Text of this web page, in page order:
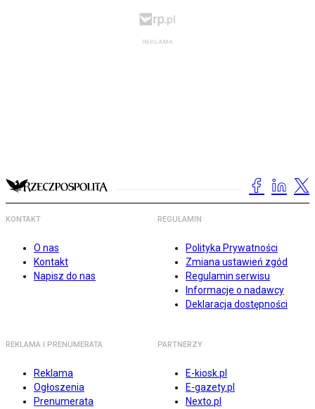
KONTAKT
O nas
Kontakt
Napisz do nas
REGULAMIN
Polityka Prywatności
Zmiana ustawień zgód
Regulamin serwisu
Informacje o nadawcy
Deklaracja dostępności
REKLAMA I PRENUMERATA
Reklama
Ogłoszenia
Prenumerata
PARTNERZY
E-kiosk.pl
E-gazety.pl
Nexto.pl